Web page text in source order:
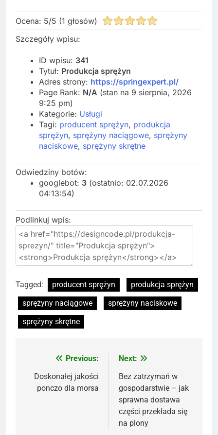
Ocena: 5/5 (1 głosów)
Szczegóły wpisu:
ID wpisu: 341
Tytuł: Produkcja sprężyn
Adres strony: https://springexpert.pl/
Page Rank: N/A (stan na 9 sierpnia, 2026
9:25 pm)
Kategorie: Usługi
Tagi: producent sprężyn, produkcja
sprężyn, sprężyny naciągowe, sprężyny
naciskowe, sprężyny skrętne
Odwiedziny botów:
googlebot: 3 (ostatnio: 02.07.2026
04:13:54)
Podlinkuj wpis:
Tagged: producent sprężyn
produkcja sprężyn
sprężyny naciągowe
sprężyny naciskowe
sprężyny skrętne
Nawigacja
wpisu
Previous:
Doskonałej jakości
ponczo dla morsa
Next:
Bez zatrzymań w
gospodarstwie – jak
sprawna dostawa
części przekłada się
na plony